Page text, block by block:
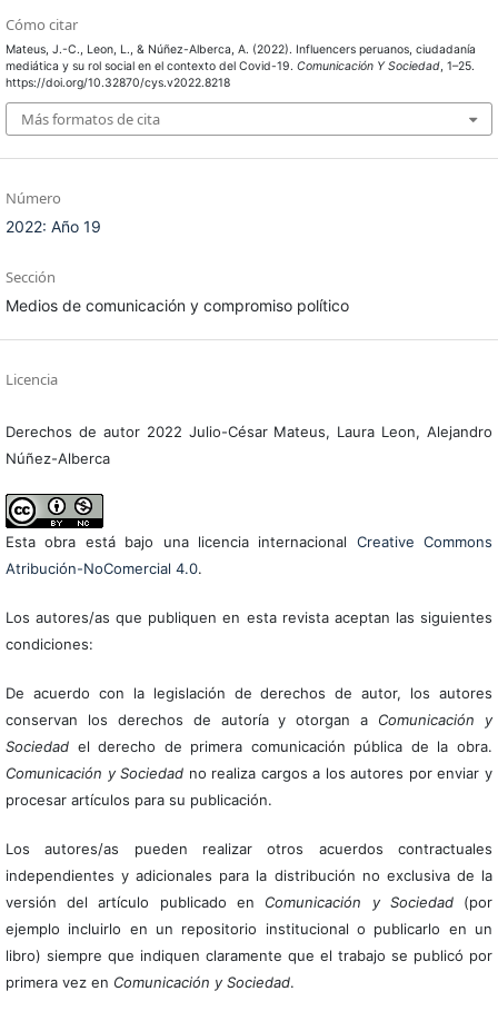
Cómo citar
Mateus, J.-C., Leon, L., & Núñez-Alberca, A. (2022). Influencers peruanos, ciudadanía
mediática y su rol social en el contexto del Covid-19. Comunicación Y Sociedad, 1–25.
https://doi.org/10.32870/cys.v2022.8218
Más formatos de cita
Número
2022: Año 19
Sección
Medios de comunicación y compromiso político
Licencia
Derechos de autor 2022 Julio-César Mateus, Laura Leon, Alejandro
Núñez-Alberca
Esta obra está bajo una licencia internacional Creative Commons
Atribución-NoComercial 4.0.
Los autores/as que publiquen en esta revista aceptan las siguientes
condiciones:
De acuerdo con la legislación de derechos de autor, los autores
conservan los derechos de autoría y otorgan a Comunicación y
Sociedadel derecho de primera comunicación pública de la obra.
Comunicación y Sociedad no realiza cargos a los autores por enviar y
procesar artículos para su publicación.
Los autores/as pueden realizar otros acuerdos contractuales
independientes y adicionales para la distribución no exclusiva de la
versión del artículo publicado en Comunicación y Sociedad(por
ejemplo incluirlo en un repositorio institucional o publicarlo en un
libro) siempre que indiquen claramente que el trabajo se publicó por
primera vez en Comunicación y Sociedad.